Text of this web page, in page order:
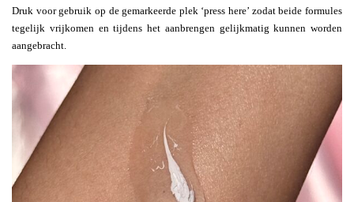
Druk voor gebruik op de gemarkeerde plek ‘press here’ zodat beide formules
tegelijk vrijkomen en tijdens het aanbrengen gelijkmatig kunnen worden
aangebracht.